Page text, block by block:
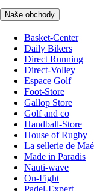
Naše obchody
Basket-Center
Daily Bikers
Direct Running
Direct-Volley
Espace Golf
Foot-Store
Gallop Store
Golf and co
Handball-Store
House of Rugby
La sellerie de Maé
Made in Paradis
Nauti-wave
On-Fight
Padel-Expert